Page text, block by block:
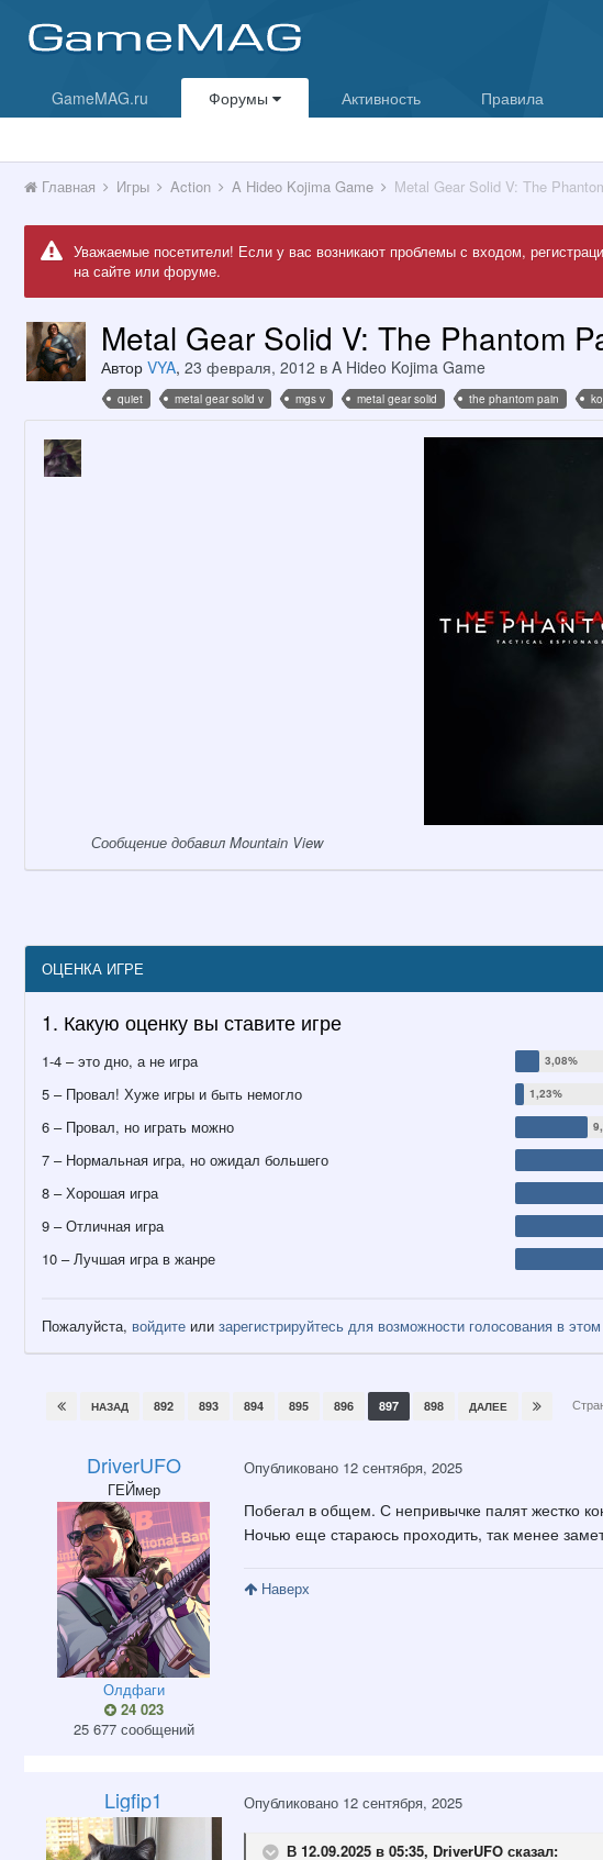
GameMAG.ru Форумы Активность Правила
Главная Игры Action A Hideo Kojima Game Metal Gear Solid V: The
Уважаемые посетители! Если у вас возникают проблемы с входом,
на сайте или форуме.
Metal Gear Solid V: The Phantom
Автор VYA, 23 февраля, 2012 в A Hideo Kojima Game
quiet metal gear solid v mgs v metal gear solid the phantom pain
Сообщение добавил Mountain View
ОЦЕНКА ИГРЕ
1. Какую оценку вы ставите игре
1-4 – это дно, а не игра
5 – Провал! Хуже игры и быть немогло
6 – Провал, но играть можно
7 – Нормальная игра, но ожидал большего
8 – Хорошая игра
9 – Отличная игра
10 – Лучшая игра в жанре
Пожалуйста, войдитеили зарегистрируйтесьдля возможности голосования в
НАЗАД 892 893 894 895 896 897 898 ДАЛЕЕ
DriverUFO
ГЕЙмер
Олдфаги
24 023
25 677 сообщений
Опубликовано 12 сентября, 2025
Побегал в общем. С непривычке палят жестко
Ночью еще стараюсь проходить, так менее
Наверх
Ligfip1 Опубликовано 12 сентября, 2025
В 12.09.2025 в 05:35, DriverUFOсказал: